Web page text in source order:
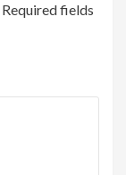
Required fields